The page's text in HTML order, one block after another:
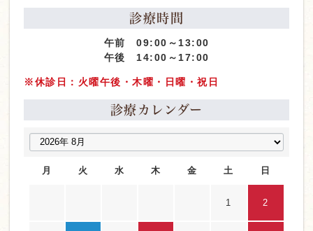
診療時間
午前 09:00～13:00
午後 14:00～17:00
※休診日：火曜午後・木曜・日曜・祝日
診療カレンダー
月 火 水 木 金 土 日
1 2